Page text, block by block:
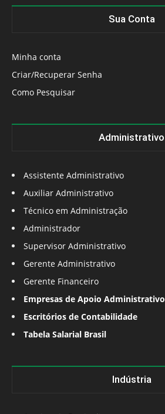
Sua Conta
Minha conta
Criar/Recuperar Senha
Como Pesquisar
Administrativo
Assistente Administrativo
Auxiliar Administrativo
Técnico em Administração
Administrador
Supervisor Administrativo
Gerente Administrativo
Gerente Financeiro
Empresas de Apoio Administrativo
Escritórios de Contabilidade
Tabela Salarial Brasil
Indústria